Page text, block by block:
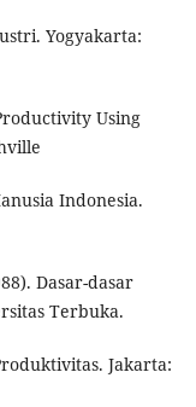
Yogyakarta:
Using
Indonesia.
Dasar-dasar
Terbuka.
Jakarta: